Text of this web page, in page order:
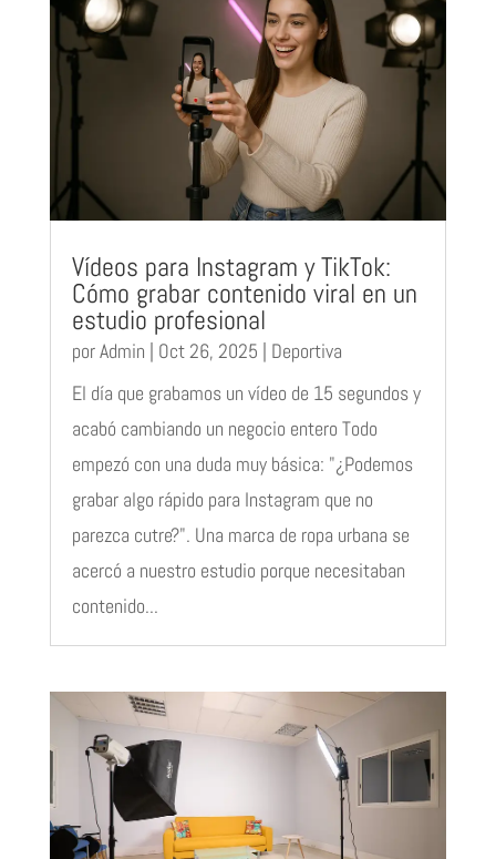
Vídeos para Instagram y TikTok:
Cómo grabar contenido viral en un
estudio profesional
porAdmin | Oct 26, 2025 | Deportiva
El día que grabamos un vídeo de 15 segundos y
acabó cambiando un negocio entero Todo
empezó con una duda muy básica: "¿Podemos
grabar algo rápido para Instagram que no
parezca cutre?". Una marca de ropa urbana se
acercó a nuestro estudio porque necesitaban
contenido...